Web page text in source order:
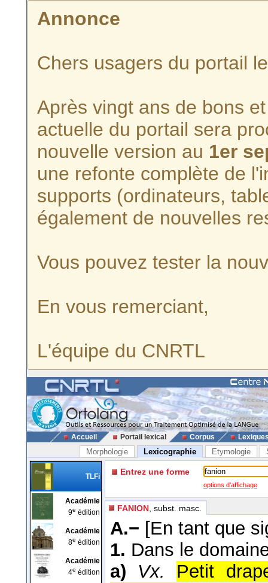
Annonce
Chers usagers du portail
Après vingt ans de bons
actuelle du portail sera
nouvelle version au 1er
une refonte complète de
supports (ordinateurs,
également de nouvelles
Vous pouvez tester la
En vous remerciant,
L'équipe du CNRTL
Accueil Portail lexical Corpus
Morphologie Lexicographie Etymologie
TLFi
Académie
9e édition
Académie
8e édition
Académie
4e édition
Entrez une forme
options d'affichage
FANION , subst. masc.
A.− [En tant que
1. Dans le
a)
Vx.
Petit